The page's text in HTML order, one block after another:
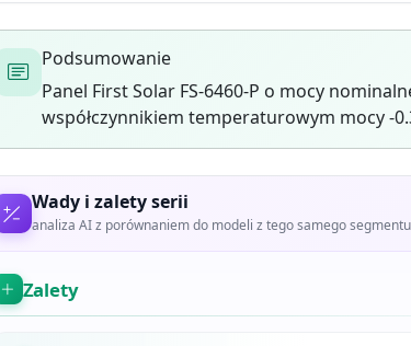
Podsumowanie
Panel First Solar FS-6460-P o mocy
współczynnikiem temperaturowym mocy -
Wady i zalety serii
analiza AI z porównaniem do modeli z tego samego segmentu
Zalety